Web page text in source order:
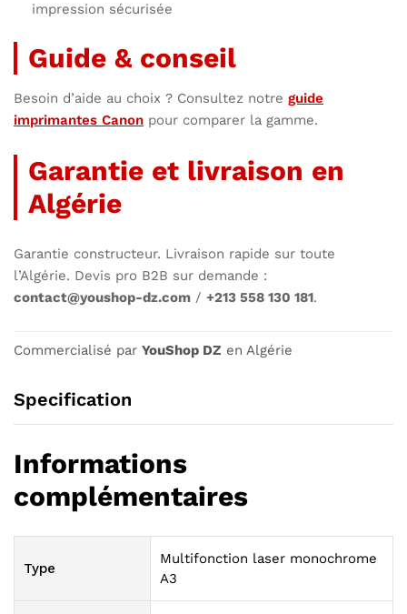
impression sécurisée
Guide & conseil
Besoin d’aide au choix ? Consultez notre guide
imprimantes Canon pour comparer la gamme.
Garantie et livraison en
Algérie
Garantie constructeur. Livraison rapide sur toute
l’Algérie. Devis pro B2B sur demande :
contact@youshop-dz.com / +213 558 130 181.
Commercialisé par YouShop DZ en Algérie
Specification
Informations
complémentaires
Type
Multifonction laser monochrome
A3